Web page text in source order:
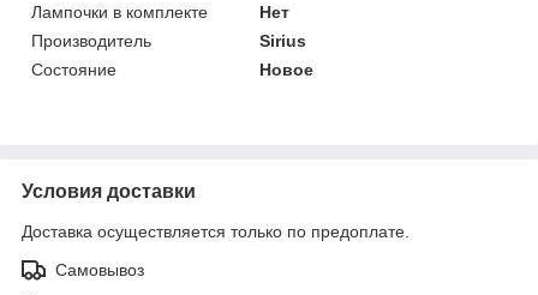
Лампочки в комплекте
Нет
Производитель
Sirius
Состояние
Новое
Условия доставки
Доставка осуществляется только по предоплате.
Самовывоз